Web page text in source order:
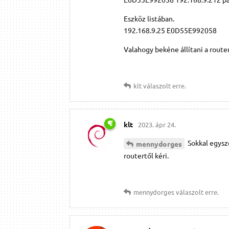
Eszköz listában.
192.168.9.25 E0D55E992058
Valahogy bekéne állítani a
kltválaszolt erre.
klt 2023. ápr 24.
mennydorges
Sokkal
routertől kéri.
mennydorgesválaszolt erre.